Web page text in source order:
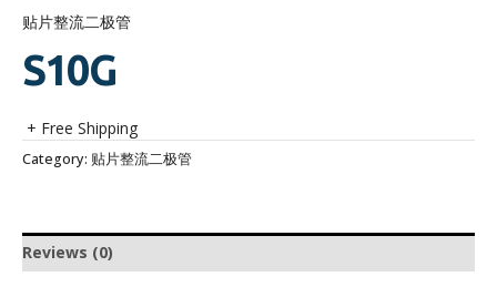
贴片整流二极管
S10G
+ Free Shipping
Category: 贴片整流二极管
Reviews (0)